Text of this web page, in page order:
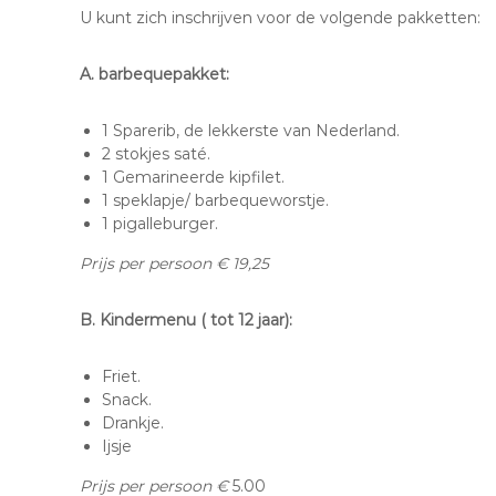
l
U kunt zich inschrijven voor de volgende pakketten:
A. barbequepakket:
1 Sparerib, de lekkerste van Nederland.
2 stokjes saté.
1 Gemarineerde kipfilet.
1 speklapje/ barbequeworstje.
1 pigalleburger.
Prijs per persoon € 19,25
B. Kindermenu ( tot 12 jaar):
Friet.
Snack.
Drankje.
Ijsje
Prijs per persoon €5.00